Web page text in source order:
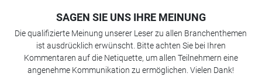
SAGEN SIE UNS IHRE MEINUNG
Die qualifizierte Meinung unserer Leser zu allen Branchenthemen
ist ausdrücklich erwünscht. Bitte achten Sie bei Ihren
Kommentaren auf die Netiquette, um allen Teilnehmern eine
angenehme Kommunikation zu ermöglichen. Vielen Dank!